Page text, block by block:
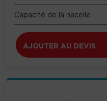
Capacité de la nacelle
AJOUTER AU DEVIS